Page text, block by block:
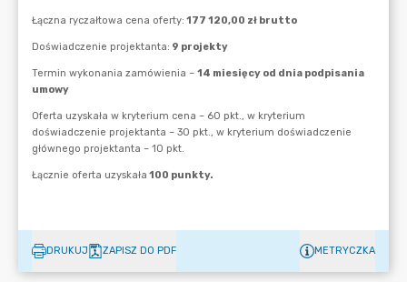
DRUKUJ ZAPISZ DO PDF METRYCZKA